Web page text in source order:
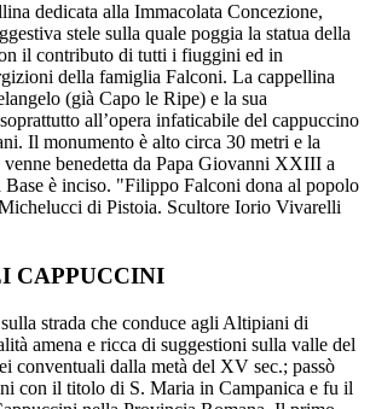
dedicata alla Immacolata Concezione,
stele sulla quale poggia la statua della
il contributo di tutti i fiuggini ed in
della famiglia Falconi. La cappellina
(già Capo le Ripe) e la sua
all’opera infaticabile del cappuccino
Il monumento è alto circa 30 metri e la
venne benedetta da Papa Giovanni XXIII a
Base è inciso. "Filippo Falconi dona al popolo
di Pistoia. Scultore Iorio Vivarelli
CAPPUCCINI
strada che conduce agli Altipiani di
amena e ricca di suggestioni sulla valle del
conventuali dalla metà del XV sec.; passò
con il titolo di S. Maria in Campanica e fu il